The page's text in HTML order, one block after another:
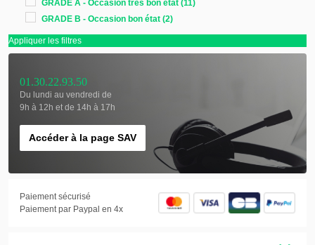
GRADE A - Occasion très bon état (11)
GRADE B - Occasion bon état (2)
Appliquer les filtres
01.30.22.93.50
Du lundi au vendredi de
9h à 12h et de 14h à 17h
Accéder à la page SAV
Paiement sécurisé
Paiement par Paypal en 4x